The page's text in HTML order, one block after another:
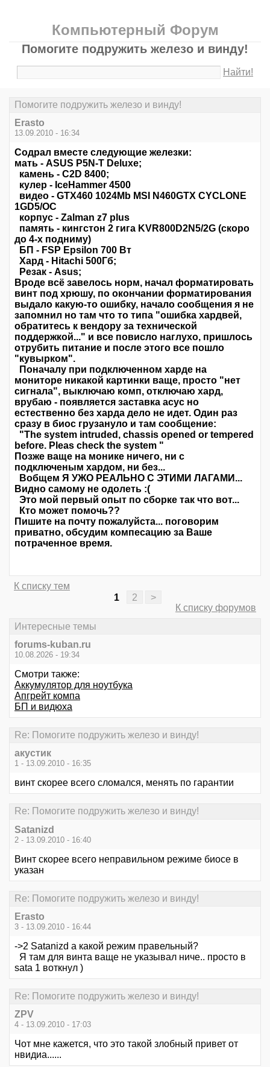
Компьютерный Форум
Помогите подружить железо и винду!
Найти!
Помогите подружить железо и винду!
Erasto
13.09.2010 - 16:34
Содрал вместе следующие железки:
мать - ASUS P5N-T Deluxe;
камень - C2D 8400;
кулер - IceHammer 4500
видео - GTX460 1024Mb MSI N460GTX CYCLONE
1GD5/OC
корпус - Zalman z7 plus
память - кингстон 2 гига KVR800D2N5/2G (скоро
до 4-х подниму)
БП - FSP Epsilon 700 Вт
Хард - Hitachi 500Гб;
Резак - Asus;
Вроде всё завелось норм, начал форматировать
винт под хрюшу, по окончании форматирования
выдало какую-то ошибку, начало сообщения я не
запомнил но там что то типа "ошибка хардвей,
обратитесь к вендору за технической
поддержкой..." и все повисло наглухо, пришлось
отрубить питание и после этого все пошло
"кувырком".
Поначалу при подключенном харде на
мониторе никакой картинки ваще, просто "нет
сигнала", выключаю комп, отключаю хард,
врубаю - появляется заставка асус но
естественно без харда дело не идет. Один раз
сразу в биос грузануло и там сообщение:
"The system intruded, chassis opened or tempered
before. Pleas check the system "
Позже ваще на монике ничего, ни с
подключеным хардом, ни без...
Вобщем Я УЖО РЕАЛЬНО С ЭТИМИ ЛАГАМИ...
Видно самому не одолеть :(
Это мой первый опыт по сборке так что вот...
Кто может помочь??
Пишите на почту пожалуйста... поговорим
приватно, обсудим компесацию за Ваше
потраченное время.
К списку тем
1
2
>
К списку форумов
Интересные темы
forums-kuban.ru
10.08.2026 - 19:34
Смотри также:
Аккумулятор для ноутбука
Апгрейт компа
БП и видюха
Re: Помогите подружить железо и винду!
акустик
1 - 13.09.2010 - 16:35
винт скорее всего сломался, менять по гарантии
Re: Помогите подружить железо и винду!
Satanizd
2 - 13.09.2010 - 16:40
Винт скорее всего неправильном режиме биосе в
указан
Re: Помогите подружить железо и винду!
Erasto
3 - 13.09.2010 - 16:44
->2 Satanizd а какой режим правельный?
Я там для винта ваще не указывал ниче.. просто в
sata 1 воткнул )
Re: Помогите подружить железо и винду!
ZPV
4 - 13.09.2010 - 17:03
Чот мне кажется, что это такой злобный привет от
нвидиа......